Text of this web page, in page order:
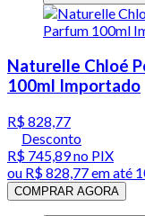
Naturelle Chloé
100ml Importado
R$ 828,77
Desconto
R$ 745,89no PIX
ou R$ 828,77em até
COMPRAR AGORA